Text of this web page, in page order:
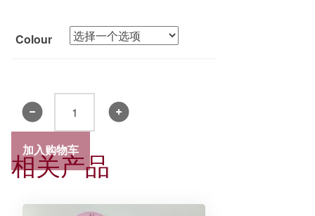
Colour
领
带
2019
-
加入购物车
相关产品